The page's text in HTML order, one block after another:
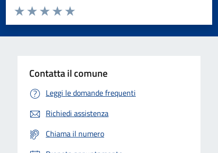
Domanda
Valuta da 1 a 5 stelle la pagina
Valuta 5 stelle su 5
Valuta 4 stelle su 5
Valuta 3 stelle su 5
Valuta 2 stelle su 5
Valuta 1 stelle su 5
Contatta il comune
Leggi le domande frequenti
Richiedi assistenza
Chiama il numero